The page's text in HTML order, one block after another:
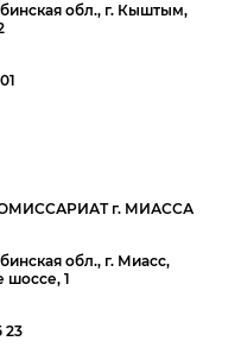
обл., г. Кыштым,
г. МИАССА
обл., г. Миасс,
шоссе, 1
23